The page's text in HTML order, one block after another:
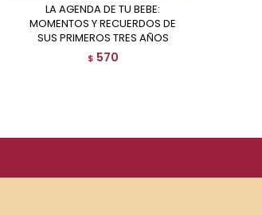
LA AGENDA DE TU BEBE:
MOMENTOS Y RECUERDOS DE
SUS PRIMEROS TRES AÑOS
$ 570